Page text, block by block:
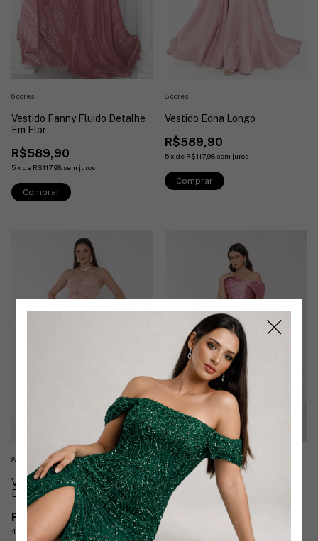
Vestido Fanny Fluido Detalhe
Em Flor
R$589,90
5x de R$117,98 sem juros
6 cores
Comprar
Vestido Edna Longo
R$589,90
5x de R$117,98 sem juros
8 cores
Comprar
Vestido Simaria Busto
Estruturado Longo
R$499,90
4 R$124,98sem juros
8 cores
Vestido Zayra Peplum Em
Zibeline
sem juros
7 cores